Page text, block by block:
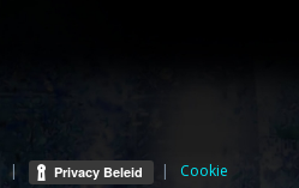
| | Cookie